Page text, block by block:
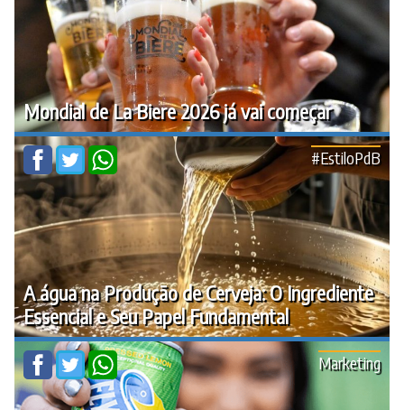
Mondial de La Biere 2026 já vai começar
A água na Produção de Cerveja: O Ingrediente
Essencial e Seu Papel Fundamental
#EstiloPdB
Marketing